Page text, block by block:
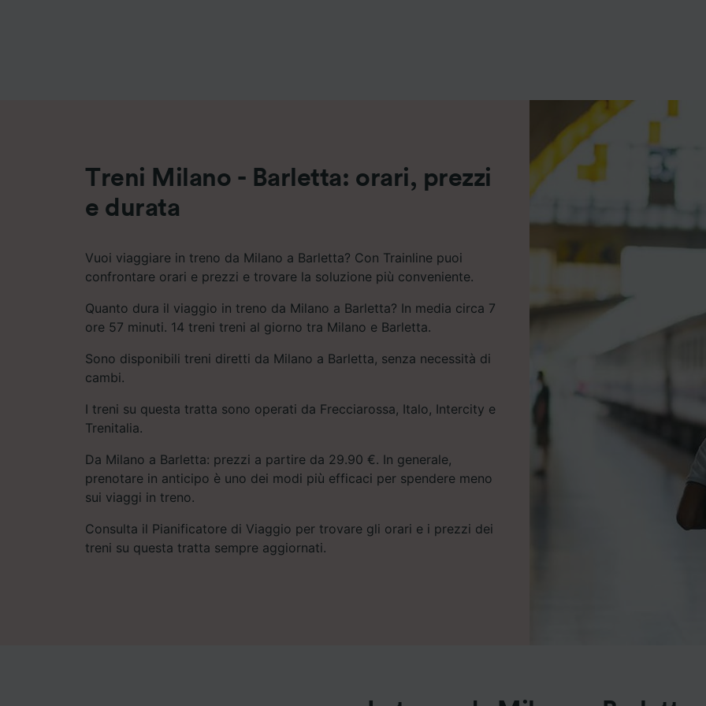
Treni Milano - Barletta: orari, prezzi
e durata
Vuoi viaggiare in treno da Milano a Barletta? Con Trainline puoi
confrontare orari e prezzi e trovare la soluzione più conveniente.
Quanto dura il viaggio in treno da Milano a Barletta? In media circa 7
ore 57 minuti. 14 treni treni al giorno tra Milano e Barletta.
Sono disponibili treni diretti da Milano a Barletta, senza necessità di
cambi.
I treni su questa tratta sono operati da Frecciarossa, Italo, Intercity e
Trenitalia.
Da Milano a Barletta: prezzi a partire da 29.90 €. In generale,
prenotare in anticipo è uno dei modi più efficaci per spendere meno
sui viaggi in treno.
Consulta il Pianificatore di Viaggio per trovare gli orari e i prezzi dei
treni su questa tratta sempre aggiornati.